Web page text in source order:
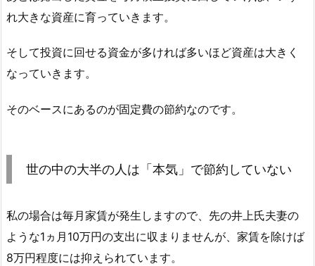
れ大きな資産に育っていきます。
そして投資に回せる資金が多ければ多いほど資産は大きく
なっていきます。
そのベースにあるのが固定費の節約なのです。
世の中の大半の人は「本気」で節約していない
私の場合は毎月家賃が発生しますので、先の井上氏夫妻の
ような1ヵ月10万円の支出に収まりませんが、家賃を除けば
8万円程度には抑えられています。